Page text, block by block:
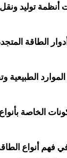
توليد
الطاقة
الطبيعية
الخاصة
فهم أنواع